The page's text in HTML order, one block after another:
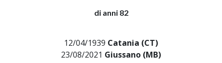
di anni 82
12/04/1939 Catania (CT)
23/08/2021 Giussano (MB)